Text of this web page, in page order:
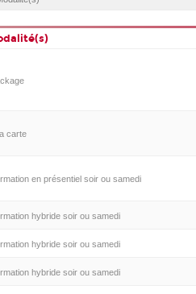
carte
en présentiel soir ou samedi
hybride soir ou samedi
hybride soir ou samedi
hybride soir ou samedi